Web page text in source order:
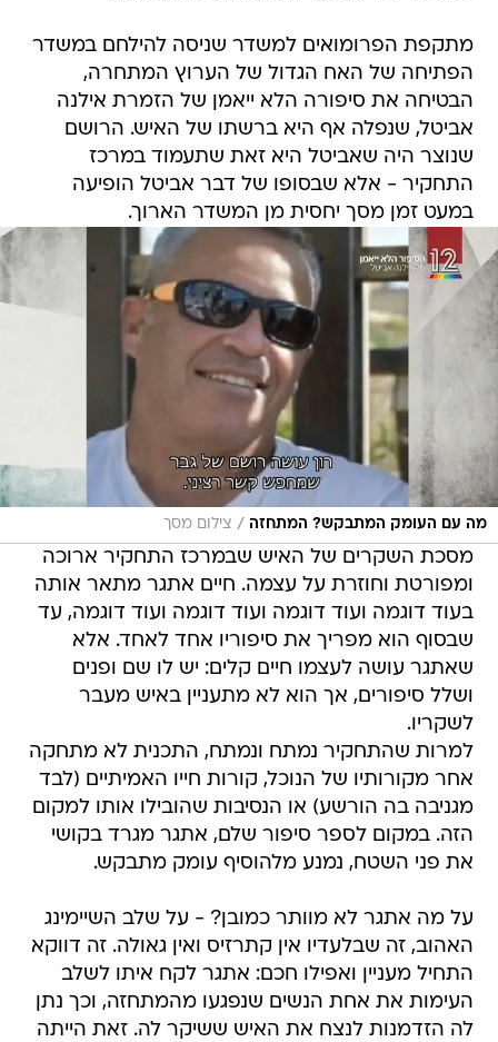
מתקפת הפרומואים למשדר שניסה להילחם במשדר
הפתיחה של האח הגדול של הערוץ המתחרה,
הבטיחה את סיפורה הלא ייאמן של הזמרת אילנה
אביטל, שנפלה אף היא ברשתו של האיש. הרושם
שנוצר היה שאביטל היא זאת שתעמוד במרכז
התחקיר - אלא שבסופו של דבר אביטל הופיעה
במעט זמן מסך יחסית מן המשדר הארוך.
מה עם העומק המתבקש? המתחזה / צילום מסך
מסכת השקרים של האיש שבמרכז התחקיר ארוכה
ומפורטת וחוזרת על עצמה. חיים אתגר מתאר אותה
בעוד דוגמה ועוד דוגמה ועוד דוגמה ועוד דוגמה, עד
שבסוף הוא מפריך את סיפוריו אחד לאחד. אלא
שאתגר עושה לעצמו חיים קלים: יש לו שם ופנים
ושלל סיפורים, אך הוא לא מתעניין באיש מעבר
לשקריו.
למרות שהתחקיר נמתח ונמתח, התכנית לא מתחקה
אחר מקורותיו של הנוכל, קורות חייו האמיתיים (לבד
מגניבה בה הורשע) או הנסיבות שהובילו אותו למקום
הזה. במקום לספר סיפור שלם, אתגר מגרד בקושי
את פני השטח, נמנע מלהוסיף עומק מתבקש.
על מה אתגר לא מוותר כמובן? - על שלב השיימינג
האהוב, זה שבלעדיו אין קתרזיס ואין גאולה. זה דווקא
התחיל מעניין ואפילו חכם: אתגר לקח איתו לשלב
העימות את אחת הנשים שנפגעו מהמתחזה, וכך נתן
לה הזדמנות לנצח את האיש ששיקר לה. זאת הייתה